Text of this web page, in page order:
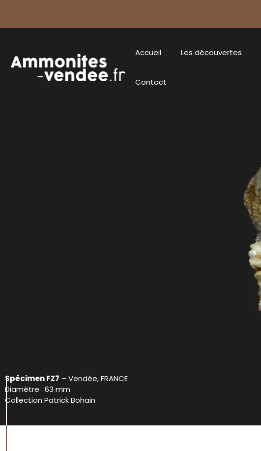
Accueil Les découvertes
Contact
Spécimen FZ7 – Vendée, FRANCE
Diamètre : 63 mm
Collection Patrick Bohain